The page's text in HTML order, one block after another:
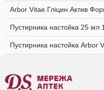
Arbor Vitae Гліцин Актив
Пустирника настойка 25 мл
Пустирника настойка Arbor